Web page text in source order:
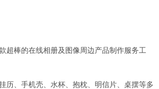
超棒的在线相册及图像周边产品制作服务工
历、手机壳、水杯、抱枕、明信片、桌摆等多